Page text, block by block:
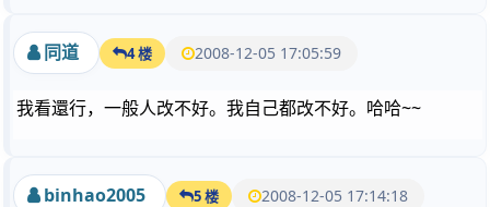
同道 4 楼 2008-12-05 17:05:59
我看還行，一般人改不好。我自己都改不好。哈哈~~
binhao2005 5 楼 2008-12-05 17:14:18